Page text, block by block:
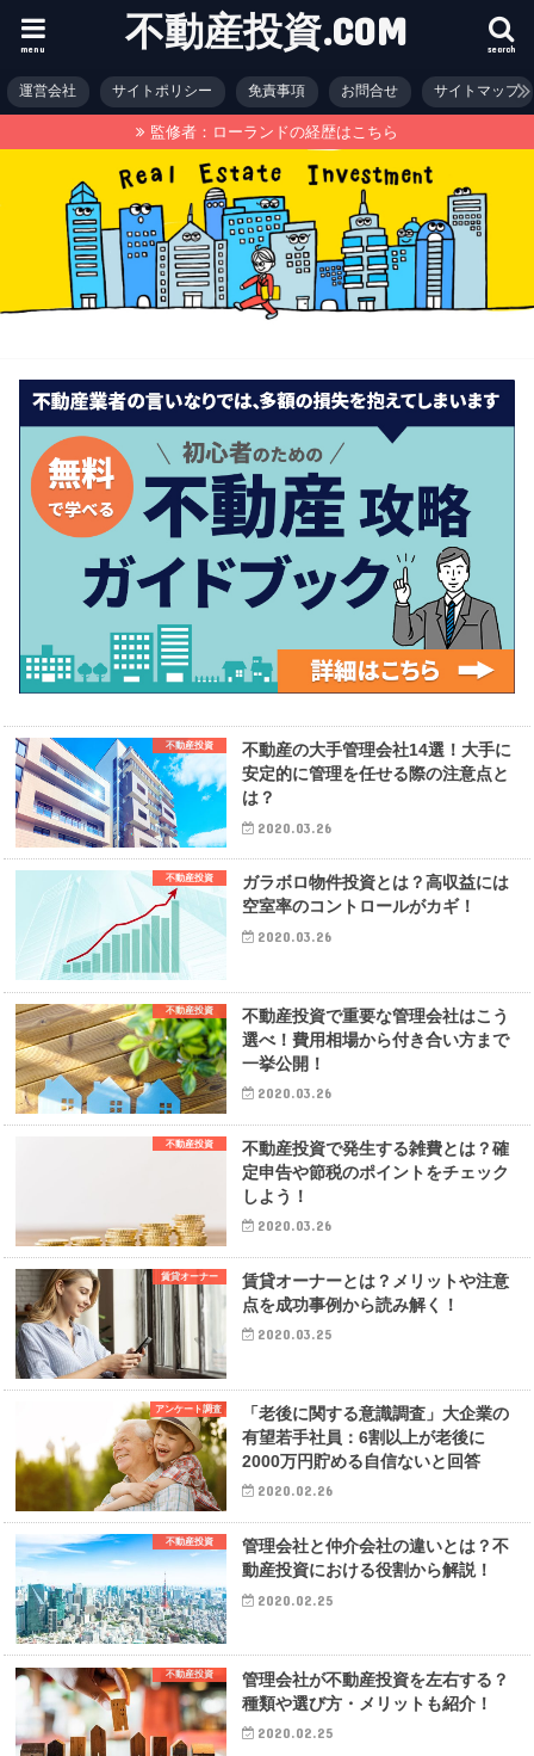
不動産投資.COM search
menu
運営会社 サイトポリシー 免責事項 お問合せ サイトマップ
監修者：ローランドの経歴はこちら
不動産投資
不動産の大手管理会社14選！大手に
安定的に管理を任せる際の注意点と
は？
2020.03.26
不動産投資
ガラボロ物件投資とは？高収益には
空室率のコントロールがカギ！
2020.03.26
不動産投資
不動産投資で重要な管理会社はこう
選べ！費用相場から付き合い方まで
一挙公開！
2020.03.26
不動産投資
不動産投資で発生する雑費とは？確
定申告や節税のポイントをチェック
しよう！
2020.03.26
賃貸オーナー
賃貸オーナーとは？メリットや注意
点を成功事例から読み解く！
2020.03.25
アンケート調査
「老後に関する意識調査」大企業の
有望若手社員：6割以上が老後に
2000万円貯める自信ないと回答
2020.02.26
不動産投資
管理会社と仲介会社の違いとは？不
動産投資における役割から解説！
2020.02.25
不動産投資
管理会社が不動産投資を左右する？
種類や選び方・メリットも紹介！
2020.02.25